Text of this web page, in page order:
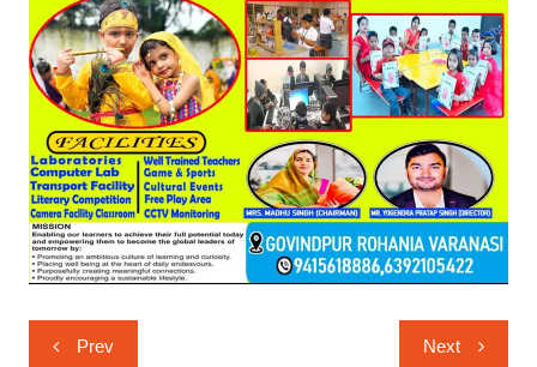
PostPrev Next